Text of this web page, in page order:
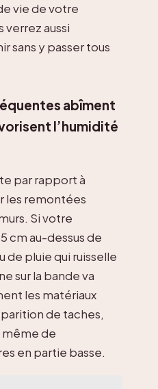
vie de votre
verrez aussi
sans y passer tous
abîment
l’humidité
par rapport à
les remontées
Si votre
cm au-dessus de
de pluie qui ruisselle
sur la bande va
les matériaux
de taches,
de
en partie basse.